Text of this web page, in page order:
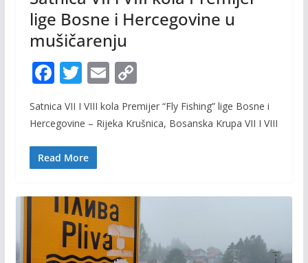
lige Bosne i Hercegovine u
mušičarenju
F
e
b
o
k
T
itt
er
E
m
ai
C
p
k
Satnica VII I VIII kola Premijer “Fly Fishing” lige Bosne i
Hercegovine – Rijeka Krušnica, Bosanska Krupa VII I VIII
Read More